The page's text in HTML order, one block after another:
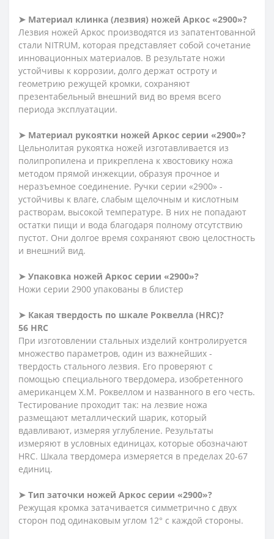
➤ Материал клинка (лезвия) ножей Аркос «2900»?
Лезвия ножей Аркос производятся из запатентованной
стали NITRUM, которая представляет собой сочетание
инновационных материалов. В результате ножи
устойчивы к коррозии, долго держат остроту и
геометрию режущей кромки, сохраняют
презентабельный внешний вид во время всего
периода эксплуатации.
➤ Материал рукоятки ножей Аркос серии «2900»?
Цельнолитая рукоятка ножей изготавливается из
полипропилена и прикреплена к хвостовику ножа
методом прямой инжекции, образуя прочное и
неразъемное соединение. Ручки серии «2900» -
устойчивы к влаге, слабым щелочным и кислотным
растворам, высокой температуре. В них не попадают
остатки пищи и вода благодаря полному отсутствию
пустот. Они долгое время сохраняют свою целостность
и внешний вид.
➤ Упаковка ножей Аркос серии «2900»?
Ножи серии 2900 упакованы в блистер
➤ Какая твердость по шкале Роквелла (HRC)?
56 HRC
При изготовлении стальных изделий контролируется
множество параметров, один из важнейших -
твердость стального лезвия. Его проверяют с
помощью специального твердомера, изобретенного
американцем Х.М. Роквеллом и названного в его честь.
Тестирование проходит так: на лезвие ножа
размещают металлический шарик, который
вдавливают, измеряя углубление. Результаты
измеряют в условных единицах, которые обозначают
HRC. Шкала твердомера измеряется в пределах 20-67
единиц.
➤ Тип заточки ножей Аркос серии «2900»?
Режущая кромка затачивается симметрично с двух
сторон под одинаковым углом 12° с каждой стороны.